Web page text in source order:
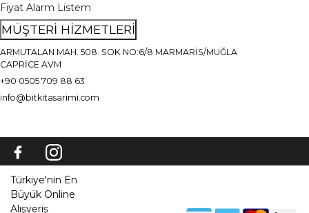
Fiyat Alarm Listem
MÜŞTERİ HİZMETLERİ
ARMUTALAN MAH. 508. SOK NO:6/8 MARMARİS/MUĞLA
CAPRİCE AVM
+90 0505 709 88 63
info@bitkitasarimi.com
Türkiye'nin En
Büyük Online
Alışveriş